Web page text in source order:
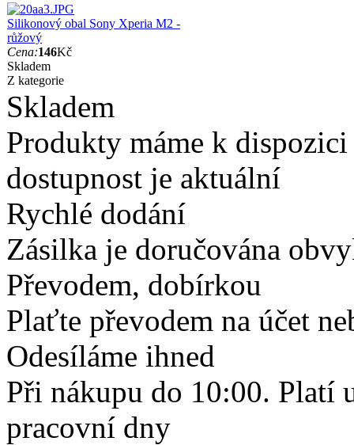
Silikonový obal Sony Xperia M2 -
růžový
Cena:146Kč
Skladem
Z kategorie
Skladem
Produkty máme k
dostupnost je aktuální
Rychlé dodání
Zásilka je doručována
Převodem, dobírkou
Plaťte převodem na účet
Odesíláme ihned
Při nákupu do 10:00. Platí
pracovní dny